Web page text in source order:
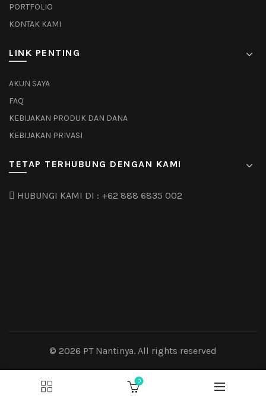
PORTFOLIO
KONTAK KAMI
LINK PENTING
AKUN SAYA
FAQ
KEBIJAKAN PRODUK DAN DANA
KEBIJAKAN PRIVASI
TETAP TERHUBUNG DENGAN KAMI
HUBUNGI KAMI DI : +62 888 6835 002
© 2026 PT Nantinya. All rights reserved
0